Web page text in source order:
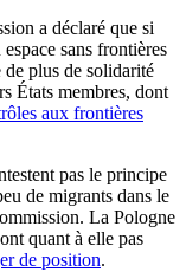
a déclaré que si
sans frontières
de plus de solidarité
États membres, dont
aux frontières
pas le principe
de migrants dans le
La Pologne
quant à elle pas
de position.